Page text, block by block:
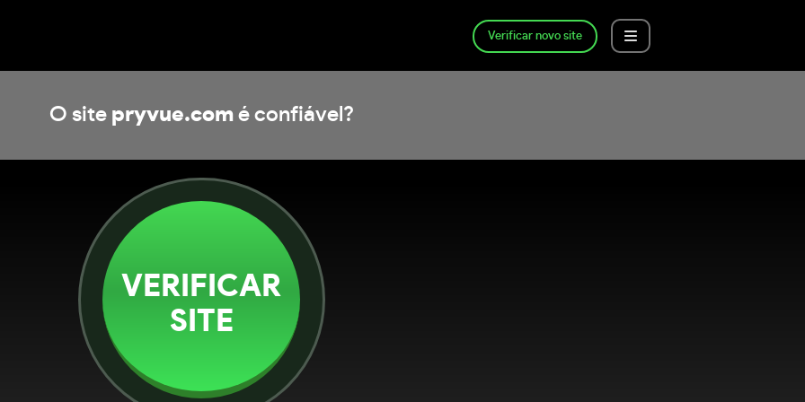
Verificar novo site
O site pryvue.comé confiável?
VERIFICAR
SITE